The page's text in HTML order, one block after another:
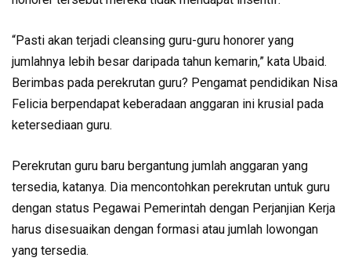
“Pasti akan terjadi cleansing guru-guru honorer yang
jumlahnya lebih besar daripada tahun kemarin,” kata Ubaid.
Berimbas pada perekrutan guru? Pengamat pendidikan Nisa
Felicia berpendapat keberadaan anggaran ini krusial pada
ketersediaan guru.
Perekrutan guru baru bergantung jumlah anggaran yang
tersedia, katanya. Dia mencontohkan perekrutan untuk guru
dengan status Pegawai Pemerintah dengan Perjanjian Kerja
harus disesuaikan dengan formasi atau jumlah lowongan
yang tersedia.